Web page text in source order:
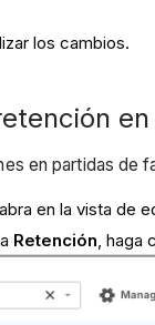
los cambios.
en partidas de
abra en la vista de
Retención, haga